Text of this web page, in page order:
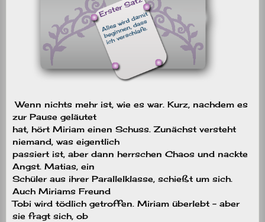
Wenn nichts mehr ist, wie es war. Kurz, nachdem es
zur Pause geläutet
hat, hört Miriam einen Schuss. Zunächst versteht
niemand, was eigentlich
passiert ist, aber dann herrschen Chaos und nackte
Angst. Matias, ein
Schüler aus ihrer Parallelklasse, schießt um sich.
Auch Miriams Freund
Tobi wird tödlich getroffen. Miriam überlebt – aber
sie fragt sich, ob